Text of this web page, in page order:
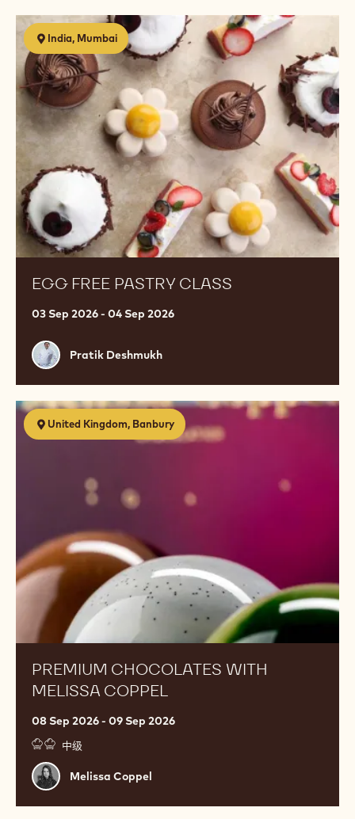
CHOCOLATE BUSINESS START UP - 5
DAY COURSE
10 Aug 2026 - 14 Aug 2026
初级
Julie
Sharp
Julie Sharp
India, Mumbai
EGG FREE PASTRY CLASS
03 Sep 2026 - 04 Sep 2026
Pratik
Deshmukh
Pratik Deshmukh
Egg
Free
Class
United Kingdom, Banbury
Premium
Chocolates
Melissa
Coppel